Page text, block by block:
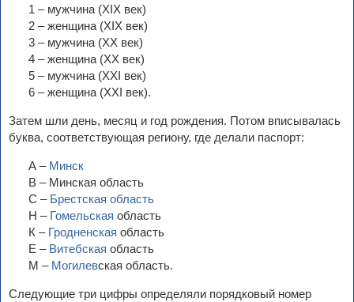
1 – мужчина (ХIХ век)
2 – женщина (ХIХ век)
3 – мужчина (ХХ век)
4 – женщина (ХХ век)
5 – мужчина (ХХI век)
6 – женщина (ХХI век).
Затем шли день, месяц и год рождения. Потом вписывалась
буква, соответствующая региону, где делали паспорт:
А – Минск
В – Минская область
С – Брестская область
Н – Гомельская область
К – Гродненская область
Е – Витебская область
М – Могилевская область.
Следующие три цифры определяли порядковый номер